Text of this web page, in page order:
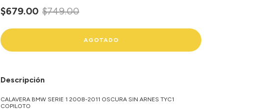
$679.00 $749.00
Descripción
CALAVERA BMW SERIE 1 2008-2011 OSCURA SIN ARNES TYC1
COPILOTO